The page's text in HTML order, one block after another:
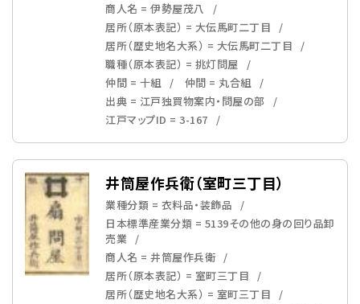
商人名 = 伊勢屋茂八
居所（原本表記） = 大伝馬町二丁目
居所（歴史地名大系） = 大伝馬町二丁目
職種（原本表記） = 挑灯問屋
仲間 = 十組
仲間 = 丸合組
出典 = 江戸独買物案内・問屋の部
江戸マップID = 3-167
井筒屋作兵衛（室町三丁目）
業種分類 = 衣料品・装飾品
日本標準産業分類 = 5139その他の身の回り品卸
売業
商人名 = 井筒屋作兵衛
居所（原本表記） = 室町三丁目
居所（歴史地名大系） = 室町三丁目